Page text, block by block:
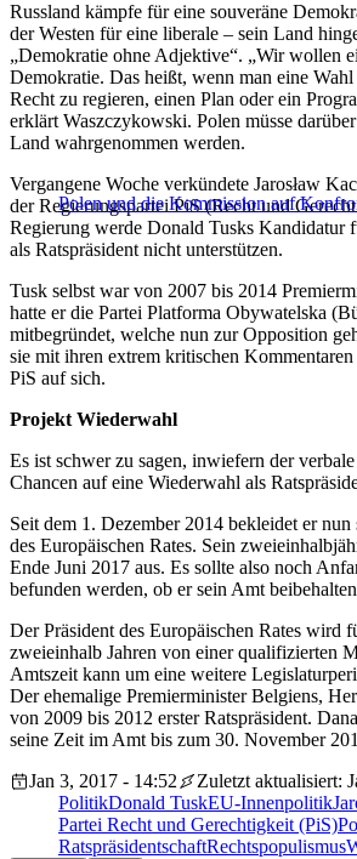
Russland kämpfe für eine souveräne
der Westen für eine liberale – sein Land
„Demokratie ohne Adjektive“. „Wir wollen
Demokratie. Das heißt, wenn man eine
Recht zu regieren, einen Plan oder ein
erklärt Waszczykowski. Polen müsse
Land wahrgenommen werden.
Polen und die Kommission auf
Vergangene Woche verkündete Jarosław
der Regierungspartei PiS (Recht und
Regierung werde Donald Tusks Kandidatur
als Ratspräsident nicht unterstützen.
Tusk selbst war von 2007 bis 2014
hatte er die Partei Platforma Obywatelska
mitbegründet, welche nun zur Opposition
sie mit ihren extrem kritischen
PiS auf sich.
Projekt Wiederwahl
Es ist schwer zu sagen, inwiefern der
Chancen auf eine Wiederwahl als
Seit dem 1. Dezember 2014 bekleidet er
des Europäischen Rates. Sein
Ende Juni 2017 aus. Es sollte also noch
befunden werden, ob er sein Amt
Der Präsident des Europäischen Rates wird
zweieinhalb Jahren von einer qualifizierten
Amtszeit kann um eine weitere
Der ehemalige Premierminister Belgiens,
von 2009 bis 2012 erster Ratspräsident.
seine Zeit im Amt bis zum 30. November
Jan 3, 2017 - 14:52
Zuletzt aktualisiert:
PolitikDonald TuskEU-Innenpolitik
Partei Recht und Gerechtigkeit (PiS)
RatspräsidentschaftRechtspopulismus